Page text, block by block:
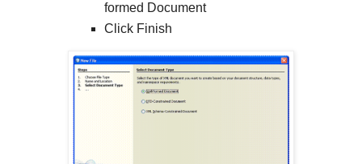
formed Document
Click Finish